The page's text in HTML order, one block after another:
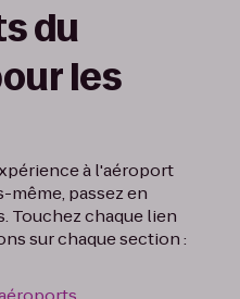
du
les
à l'aéroport
même, passez en
Touchez chaque lien
sur chaque section :